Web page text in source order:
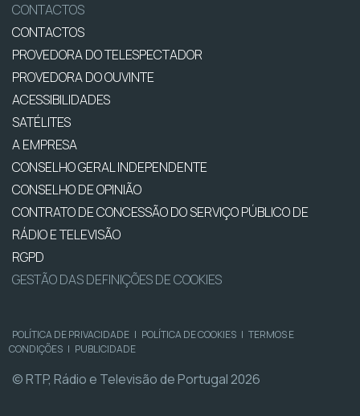
CONTACTOS
CONTACTOS
PROVEDORA DO TELESPECTADOR
PROVEDORA DO OUVINTE
ACESSIBILIDADES
SATÉLITES
A EMPRESA
CONSELHO GERAL INDEPENDENTE
CONSELHO DE OPINIÃO
CONTRATO DE CONCESSÃO DO SERVIÇO PÚBLICO DE
RÁDIO E TELEVISÃO
RGPD
GESTÃO DAS DEFINIÇÕES DE COOKIES
POLÍTICA DE PRIVACIDADE | POLÍTICA DE COOKIES | TERMOS E
CONDIÇÕES | PUBLICIDADE
© RTP, Rádio e Televisão de Portugal 2026